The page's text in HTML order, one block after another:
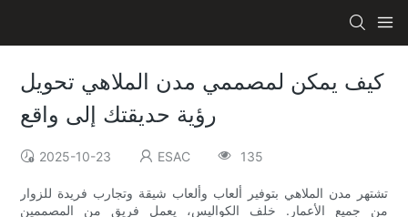
كيف يمكن لمصممي مدن الملاهي تحويل
رؤية حديقتك إلى واقع
2025-10-23 ESAC 135
تشتهر مدن الملاهي بتوفير ألعاب وألعاب شيقة وتجارب فريدة للزوار
من جميع الأعمار. خلف الكواليس، يعمل فريق من المصممين